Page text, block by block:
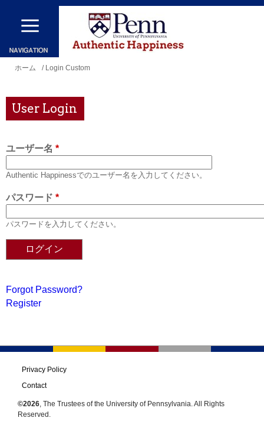
メ
ン
コ
ン
に
移
現
地
ホーム / Login Custom
User Login
ユーザー名 *
Authentic Happinessでのユーザー名を入力してください。
パスワード *
パスワードを入力してください。
Forgot Password?
Register
Privacy Policy
Contact
©2026, The Trustees of the University of Pennsylvania. All Rights
Reserved.